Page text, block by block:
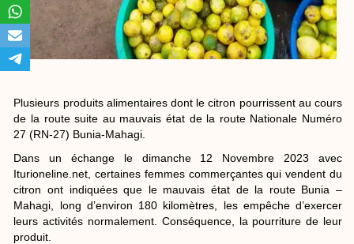
Plusieurs produits alimentaires dont le citron pourrissent au cours
de la route suite au mauvais état de la route Nationale Numéro
27 (RN-27) Bunia-Mahagi.
Dans un échange le dimanche 12 Novembre 2023 avec
Iturioneline.net, certaines femmes commerçantes qui vendent du
citron ont indiquées que le mauvais état de la route Bunia –
Mahagi, long d’environ 180 kilomètres, les empêche d’exercer
leurs activités normalement. Conséquence, la pourriture de leur
produit.